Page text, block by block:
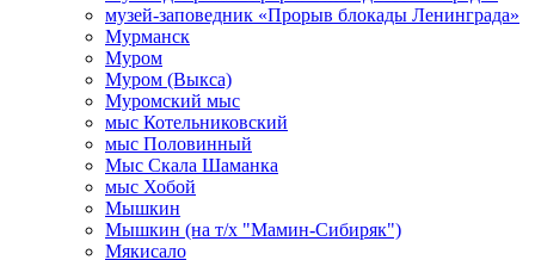
музей-заповедник «Прорыв блокады Ленинграда»
Мурманск
Муром
Муром (Выкса)
Муромский мыс
мыс Котельниковский
мыс Половинный
Мыс Скала Шаманка
мыс Хобой
Мышкин
Мышкин (на т/х "Мамин-Сибиряк")
Мякисало